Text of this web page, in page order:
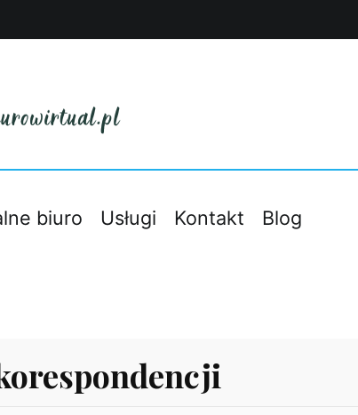
biuro Usługi Kontakt Blog